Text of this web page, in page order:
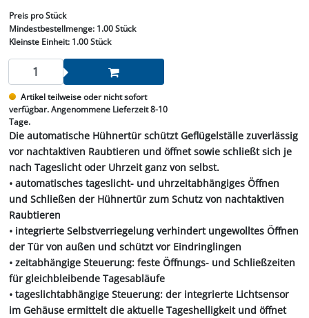
Preis pro Stück
Mindestbestellmenge: 1.00 Stück
Kleinste Einheit:1.00 Stück
Artikel teilweise oder nicht sofort
verfügbar. Angenommene Lieferzeit 8-10
Tage.
Die automatische Hühnertür schützt Geflügelställe zuverlässig
vor nachtaktiven Raubtieren und öffnet sowie schließt sich je
nach Tageslicht oder Uhrzeit ganz von selbst.
• automatisches tageslicht- und uhrzeitabhängiges Öffnen
und Schließen der Hühnertür zum Schutz von nachtaktiven
Raubtieren
• integrierte Selbstverriegelung verhindert ungewolltes Öffnen
der Tür von außen und schützt vor Eindringlingen
• zeitabhängige Steuerung: feste Öffnungs- und Schließzeiten
für gleichbleibende Tagesabläufe
• tageslichtabhängige Steuerung: der integrierte Lichtsensor
im Gehäuse ermittelt die aktuelle Tageshelligkeit und öffnet